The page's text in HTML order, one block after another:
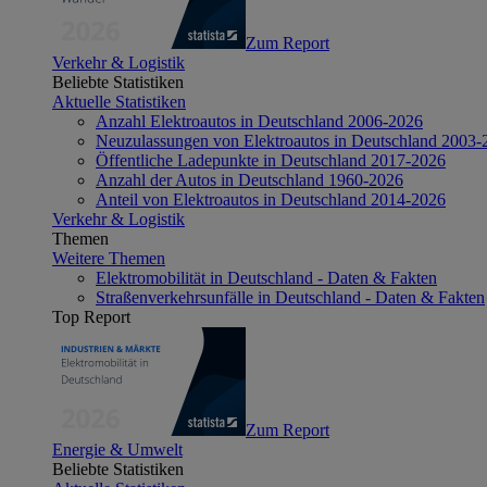
Zum Report
Verkehr & Logistik
Beliebte Statistiken
Aktuelle Statistiken
Anzahl Elektroautos in Deutschland 2006-2026
Neuzulassungen von Elektroautos in Deutschland 2003-
Öffentliche Ladepunkte in Deutschland 2017-2026
Anzahl der Autos in Deutschland 1960-2026
Anteil von Elektroautos in Deutschland 2014-2026
Verkehr & Logistik
Themen
Weitere Themen
Elektromobilität in Deutschland - Daten & Fakten
Straßenverkehrsunfälle in Deutschland - Daten & Fakten
Top Report
Zum Report
Energie & Umwelt
Beliebte Statistiken